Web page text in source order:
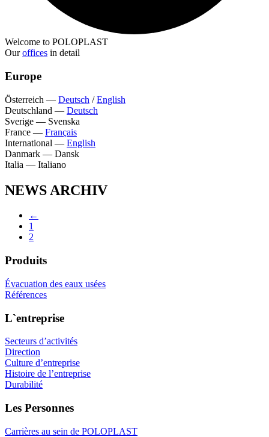
Welcome to POLOPLAST
Ouroffices in detail
Europe
Österreich — Deutsch /English
Deutschland — Deutsch
Sverige — Svenska
France — Français
International — English
Danmark — Dansk
Italia — Italiano
NEWS ARCHIV
←
1
2
Produits
Évacuation des eaux usées
Références
L`entreprise
Secteurs d’activités
Direction
Culture d’entreprise
Histoire de l’entreprise
Durabilité
Les Personnes
Carrières au sein de POLOPLAST